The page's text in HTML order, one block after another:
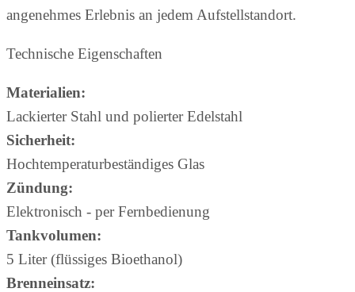
angenehmes Erlebnis an jedem Aufstellstandort.
Technische Eigenschaften
Materialien:
Lackierter Stahl und polierter Edelstahl
Sicherheit:
Hochtemperaturbeständiges Glas
Zündung:
Elektronisch - per Fernbedienung
Tankvolumen:
5 Liter (flüssiges Bioethanol)
Brenneinsatz: